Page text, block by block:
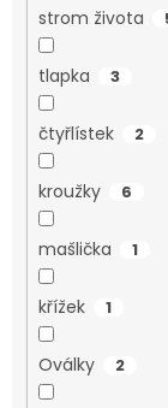
strom života
tlapka 3
čtyřlístek 2
kroužky 6
mašlička 1
křížek 1
Oválky 2